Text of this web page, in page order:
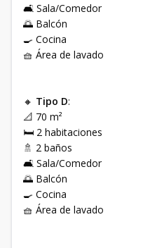
🛋️ Sala/Comedor
🌅 Balcón
🍳 Cocina
🧺 Área de lavado
🔸 Tipo D:
📐 70 m²
🛏️ 2 habitaciones
🚿 2 baños
🛋️ Sala/Comedor
🌅 Balcón
🍳 Cocina
🧺 Área de lavado